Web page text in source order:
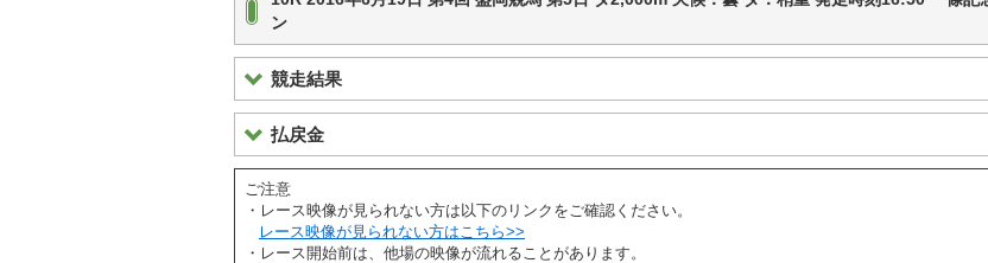
ン
競走結果
払戻金
ご注意
・レース映像が見られない方は以下のリンクをご確認ください。
レース映像が見られない方はこちら>>
・レース開始前は、他場の映像が流れることがあります。